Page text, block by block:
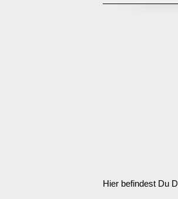
Hier befindest Du